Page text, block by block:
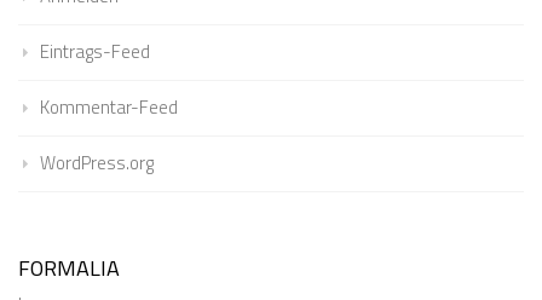
Eintrags-Feed
Kommentar-Feed
WordPress.org
FORMALIA